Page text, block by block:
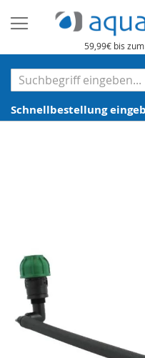
59,99€ bis
Schnellbestellung